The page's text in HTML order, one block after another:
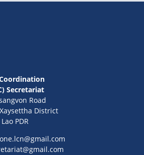
Secretariat
Road
District
PDR